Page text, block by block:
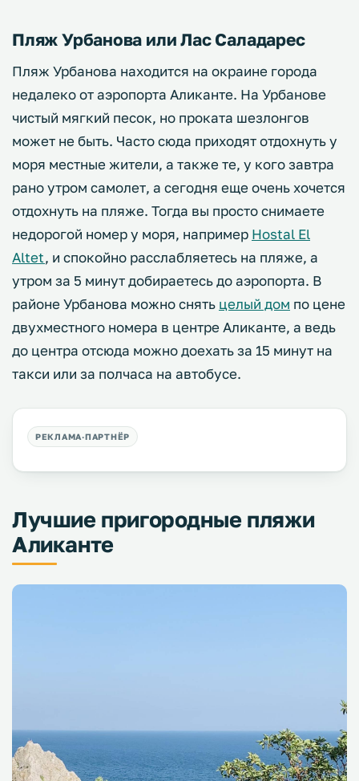
Пляж Урбанова или Лас Саладарес
Пляж Урбанова находится на окраине города
недалеко от аэропорта Аликанте. На Урбанове
чистый мягкий песок, но проката шезлонгов
может не быть. Часто сюда приходят отдохнуть у
моря местные жители, а также те, у кого завтра
рано утром самолет, а сегодня еще очень хочется
отдохнуть на пляже. Тогда вы просто снимаете
недорогой номер у моря, например Hostal El
Altet, и спокойно расслабляетесь на пляже, а
утром за 5 минут добираетесь до аэропорта. В
районе Урбанова можно снять целый дом по цене
двухместного номера в центре Аликанте, а ведь
до центра отсюда можно доехать за 15 минут на
такси или за полчаса на автобусе.
Лучшие пригородные пляжи
Аликанте